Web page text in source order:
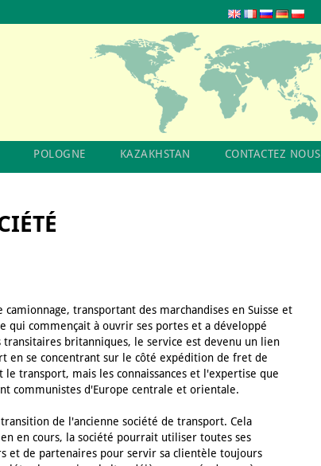
POLOGNE KAZAKHSTAN CONTACTEZ NOUS
transportant des marchandises en Suisse et
qui commençait à ouvrir ses portes et a développé
transitaires britanniques, le service est devenu un lien
se concentrant sur le côté expédition de fret de
transport, mais les connaissances et l'expertise que
communistes d'Europe centrale et orientale.
de l'ancienne société de transport. Cela
en cours, la société pourrait utiliser toutes ses
et de partenaires pour servir sa clientèle toujours